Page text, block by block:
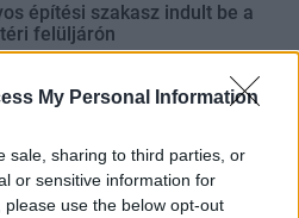
My Personal Information
sale, sharing to third parties, or
or sensitive information for
use the below opt-out
építési szakasz indult be a
felüljárón
Mit jelent az 5. blokk új
a felülvizsgálat